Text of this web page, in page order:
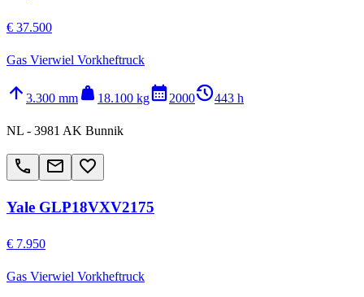
€ 37.500
Gas Vierwiel Vorkheftruck
arrow_upward 3.300 mm weight 18.100 kgcalendar_month2000history_2443 h
NL - 3981 AK Bunnik
call email favorite_border
Yale GLP18VXV2175
€ 7.950
Gas Vierwiel Vorkheftruck